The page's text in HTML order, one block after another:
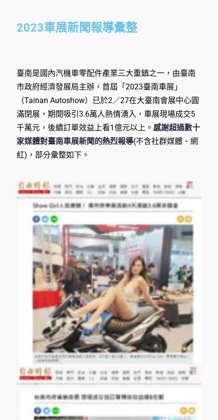
2023車展新聞報導彙整
臺南是國內汽機車零配件產業三大重鎮之一，由臺南
市政府經濟發展局主辦，首屆「2023臺南車展」
（Tainan Autoshow）已於2／27在大臺南會展中心圓
滿閉展，期間吸引3.6萬人熱情湧入，車展現場成交5
千萬元，後續訂單效益上看1億元以上。 感謝超過數十
家媒體對臺南車展新聞的熱烈報導(不含社群媒體、網
紅)，部分彙整如下。